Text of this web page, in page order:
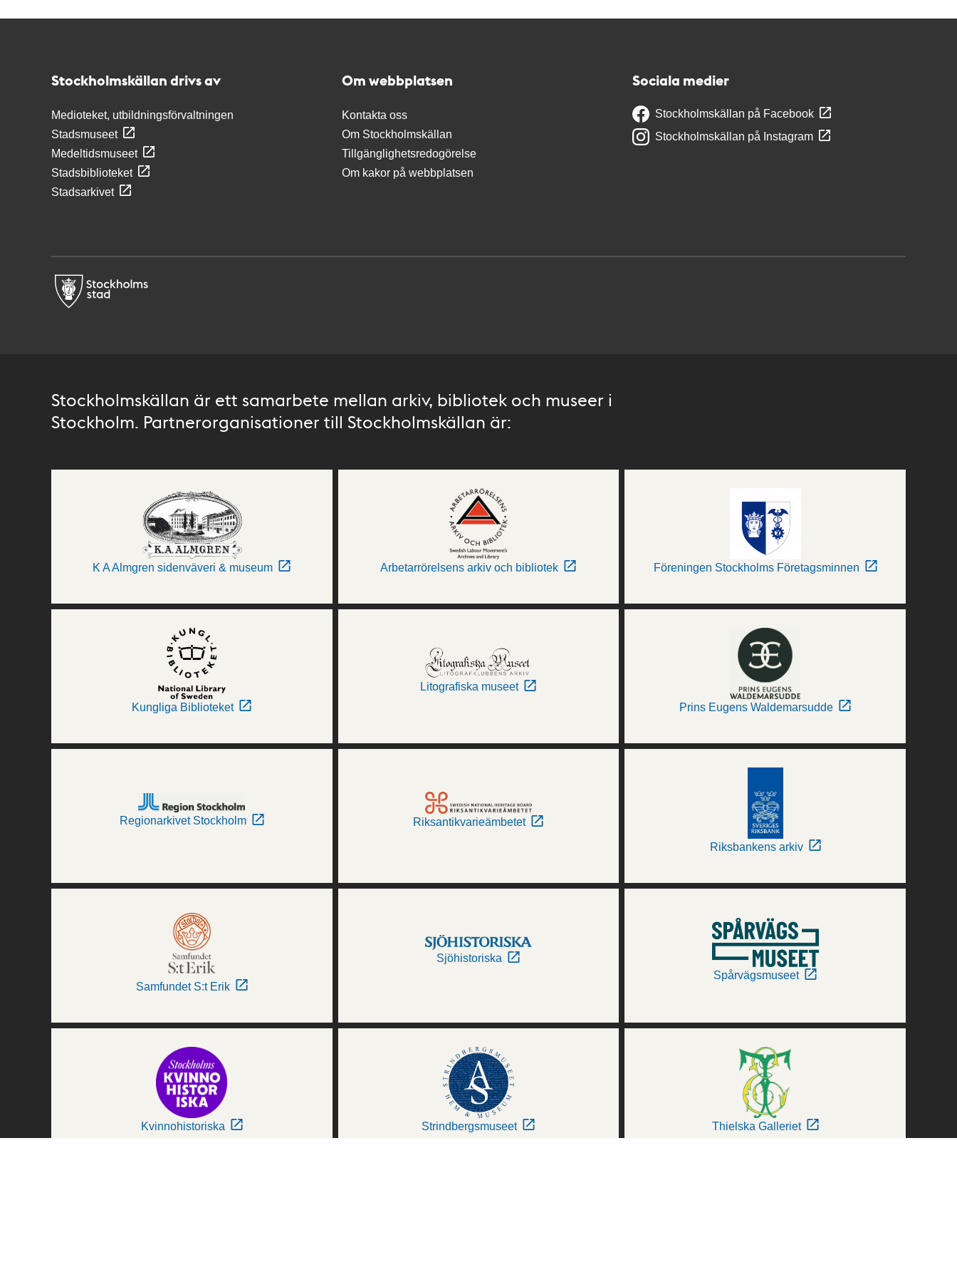
Stockholmskällan drivs av
Medioteket, utbildningsförvaltningen
Stadsmuseet
Medeltidsmuseet
Stadsbiblioteket
Stadsarkivet
Om webbplatsen
Kontakta oss
Om Stockholmskällan
Tillgänglighetsredogörelse
Om kakor på webbplatsen
Sociala medier
Stockholmskällan på Facebook
Stockholmskällan på Instagram
Stockholmskällan är ett samarbete mellan arkiv, bibliotek och museer i
Stockholm. Partnerorganisationer till Stockholmskällan är:
K A Almgren sidenväveri & museum Arbetarrörelsens arkiv och bibliotek Föreningen Stockholms Företagsminnen
Kungliga Biblioteket
Litografiska museet
Prins Eugens Waldemarsudde
Regionarkivet Stockholm Riksantikvarieämbetet
Riksbankens arkiv
Samfundet S:t Erik
Sjöhistoriska
Spårvägsmuseet
Kvinnohistoriska Strindbergsmuseet Thielska Galleriet